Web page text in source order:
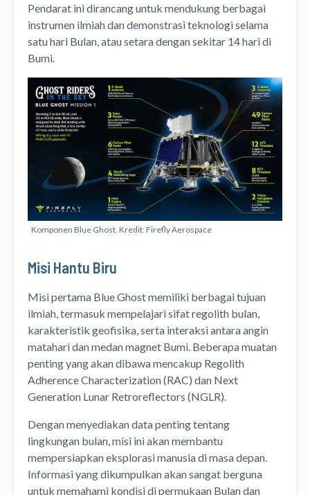
Pendarat ini dirancang untuk mendukung berbagai
instrumen ilmiah dan demonstrasi teknologi selama
satu hari Bulan, atau setara dengan sekitar 14 hari di
Bumi.
Komponen Blue Ghost. Kredit: Firefly Aerospace
Misi Hantu Biru
Misi pertama Blue Ghost memiliki berbagai tujuan
ilmiah, termasuk mempelajari sifat regolith bulan,
karakteristik geofisika, serta interaksi antara angin
matahari dan medan magnet Bumi. Beberapa muatan
penting yang akan dibawa mencakup Regolith
Adherence Characterization (RAC) dan Next
Generation Lunar Retroreflectors (NGLR).
Dengan menyediakan data penting tentang
lingkungan bulan, misi ini akan membantu
mempersiapkan eksplorasi manusia di masa depan.
Informasi yang dikumpulkan akan sangat berguna
untuk memahami kondisi di permukaan Bulan dan